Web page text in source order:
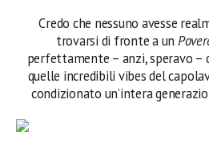
Credo che nessuno avesse
trovarsi di fronte a un
perfettamente – anzi, speravo
quelle incredibili vibes del
condizionato un’intera